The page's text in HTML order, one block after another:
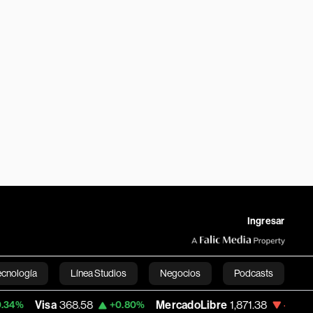
Ingresar
Línea Studios Negocios Podcasts
English
368.58 +0.80% MercadoLibre 1,871.38 -1.53% Banco